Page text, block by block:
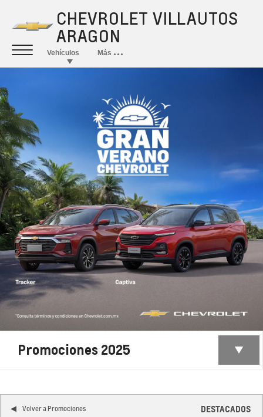
Promociones 2025